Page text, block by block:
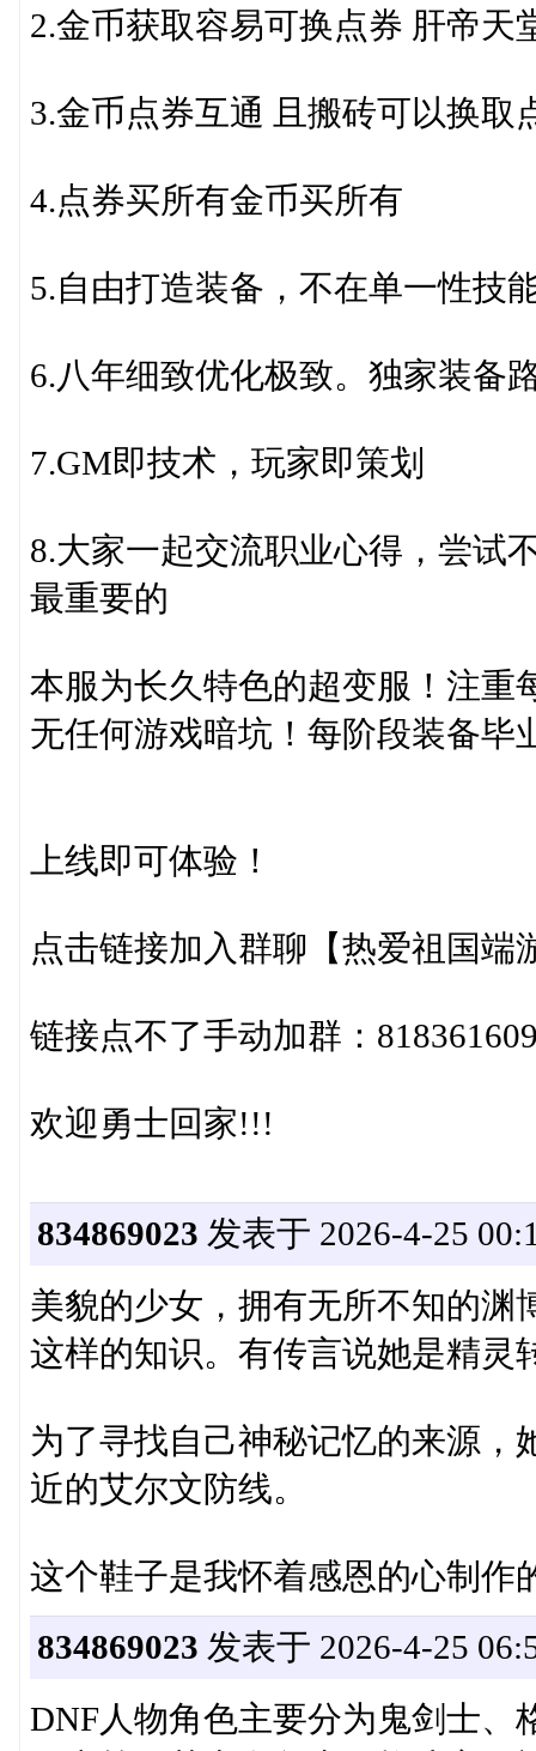
2.金币获取容易可换点券 肝帝天
3.金币点券互通 且搬砖可以换取
4.点券买所有金币买所有
5.自由打造装备，不在单一性技
6.八年细致优化极致。独家装备
7.GM即技术，玩家即策划
8.大家一起交流职业心得，尝试
最重要的
本服为长久特色的超变服！注重
无任何游戏暗坑！每阶段装备毕
上线即可体验！
点击链接加入群聊【热爱祖国端
链接点不了手动加群：
欢迎勇士回家!!!
834869023 发表于 2026-4-25
美貌的少女，拥有无所不知的渊
这样的知识。有传言说她是精灵
为了寻找自己神秘记忆的来源，
近的艾尔文防线。
这个鞋子是我怀着感恩的心制作
834869023 发表于 2026-4-25
DNF人物角色主要分为鬼剑士、